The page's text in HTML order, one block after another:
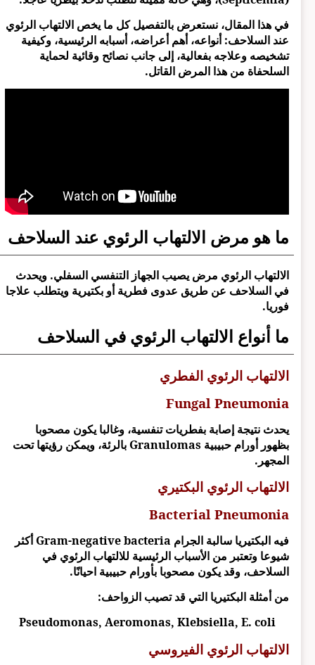
في هذا المقال، نستعرض بالتفصيل كل ما يخص الالتهاب الرئوي
عند السلاحف: أنواعه، أهم أعراضه، أسبابه الرئيسية، وكيفية
تشخيصه وعلاجه بفعالية، إلى جانب نصائح وقائية لحماية
السلحفاة من هذا المرض القاتل.
ما هو مرض الالتهاب الرئوي عند السلاحف
الالتهاب الرئوي مرض يصيب الجهاز التنفسي السفلي. ويحدث
في السلاحف عن طريق عدوى فطرية أو بكتيرية ويتطلب علاجا
فوريا.
ما أنواع الالتهاب الرئوي في السلاحف
الالتهاب الرئوي الفطري
Fungal Pneumonia
يحدث نتيجة إصابة بفطريات تنفسية، وغالبا يكون مصحوبا
بظهور أورام حبيبية Granulomas بالرئة، ويمكن رؤيتها تحت
المجهر.
الالتهاب الرئوي البكتيري
Bacterial Pneumonia
فيه البكتيريا سالبة الجرام Gram-negative bacteria أكثر
شيوعا وتعتبر من الأسباب الرئيسية للالتهاب الرئوي في
السلاحف، وقد يكون مصحوبا بأورام حبيبية احيانًا.
من أمثلة البكتيريا التي قد تصيب الزواحف:
Pseudomonas, Aeromonas, Klebsiella, E. coli
الالتهاب الرئوي الفيروسي